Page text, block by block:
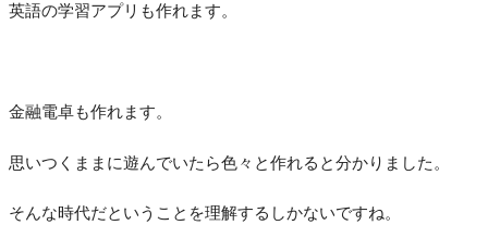
英語の学習アプリも作れます。
金融電卓も作れます。
思いつくままに遊んでいたら色々と作れると分かりました。
そんな時代だということを理解するしかないですね。